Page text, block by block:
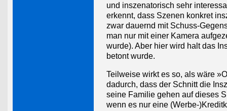
und inszenatorisch sehr
erkennt, dass Szenen konkret
zwar dauernd mit Schuss-
man nur mit einer Kamera
wurde). Aber hier wird halt das
betont wurde.
Teilweise wirkt es so, als wäre
dadurch, dass der Schnitt die
seine Familie gehen auf dieses
wenn es nur eine (Werbe-